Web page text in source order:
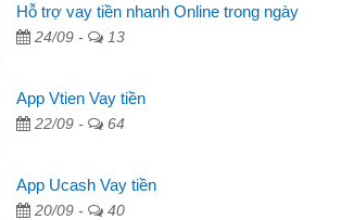
Hỗ trợ vay tiền nhanh Online trong ngày
24/09 - 13
App Vtien Vay tiền
22/09 - 64
App Ucash Vay tiền
20/09 - 40